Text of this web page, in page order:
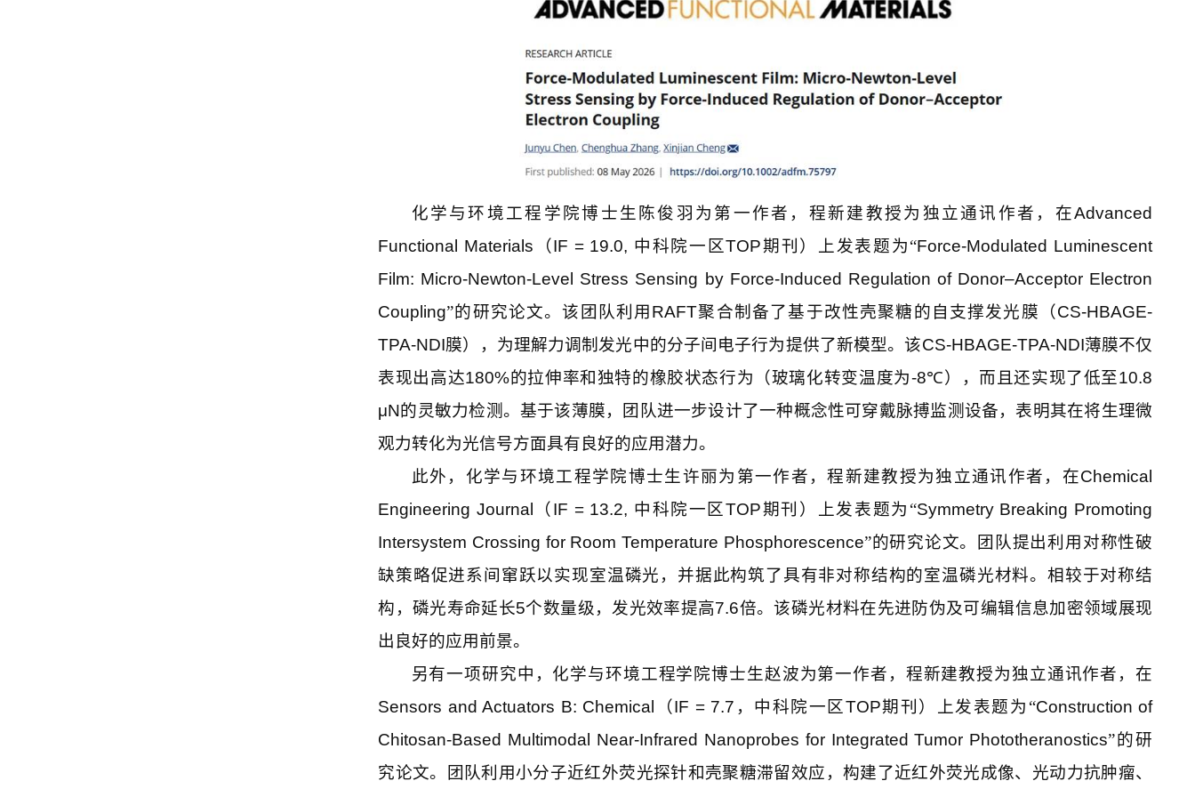
化学与环境工程学院博士生陈俊羽为第一作者，程新建教授为独立通讯作者，在Advanced
Functional Materials （IF = 19.0, 中科院一区TOP期刊）上发表题为“Force-Modulated Luminescent
Film: Micro-Newton-Level Stress Sensing by Force-Induced Regulation of Donor–Acceptor Electron
Coupling”的研究论文。该团队利用 RAFT聚合制备了基于改性壳聚糖的自支撑发光膜（CS-HBAGE-
TPA-NDI膜），为理解力调制发光中的分子间电子行为提供了新模型。该CS-HBAGE-TPA-NDI薄膜不仅
表现出高达180%的拉伸率和独特的橡胶状态行为（玻璃化转变温度为-8℃），而且还实现了低至10.8
μN的灵敏力检测。基于该薄膜，团队进一步设计了一种概念性可穿戴脉搏监测设备，表明其在将生理微
观力转化为光信号方面具有良好的应用潜力。
此外，化学与环境工程学院博士生许丽为第一作者，程新建教授为独立通讯作者，在Chemical
Engineering Journal
（ IF = 13.2, 中科院一区TOP期刊）上发表题为“Symmetry Breaking Promoting
Intersystem Crossing for Room Temperature Phosphorescence”的研究论文。团队提出利用对称性破
缺策略促进系间窜跃以实现室温磷光，并据此构筑了具有非对称结构的室温磷光材料。相较于对称结
构，磷光寿命延长5个数量级，发光效率提高7.6倍。该磷光材料在先进防伪及可编辑信息加密领域展现
出良好的应用前景。
另有一项研究中，化学与环境工程学院博士生赵波为第一作者，程新建教授为独立通讯作者，在
Sensors and Actuators B: Chemical
（IF = 7.7 ，中科院一区TOP期刊）上发表题为“Construction of
Chitosan-Based Multimodal Near-Infrared Nanoprobes for Integrated Tumor Phototheranostics”的研
究论文。团队利用小分子近红外荧光探针和壳聚糖滞留效应，构建了近红外荧光成像、光动力抗肿瘤、